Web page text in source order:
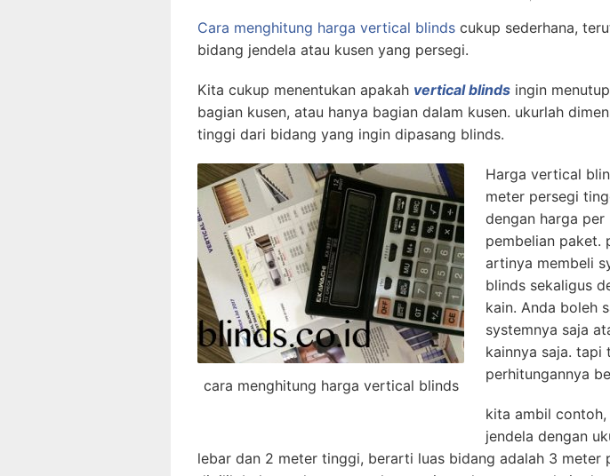
Cara menghitung harga vertical blinds cukup sederhana,
bidang jendela atau kusen yang persegi.
Kita cukup menentukan apakah vertical blinds ingin
bagian kusen, atau hanya bagian dalam kusen. ukurlah
tinggi dari bidang yang ingin dipasang blinds.
cara menghitung harga vertical blinds
Harga vertical
meter persegi
dengan harga per
pembelian paket.
artinya membeli
blinds sekaligus
kain. Anda boleh
systemnya saja
kainnya saja. tapi
perhitungannya
kita ambil
jendela dengan
lebar dan 2 meter tinggi, berarti luas bidang adalah 3 meter